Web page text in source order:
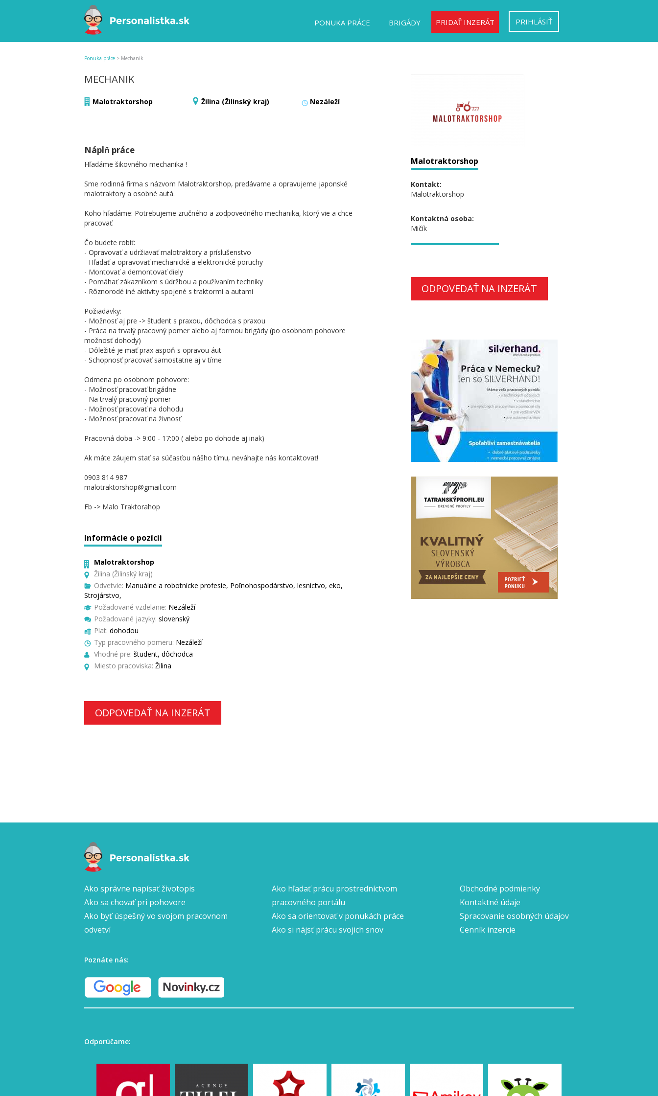
PONUKA PRÁCE BRIGÁDY PRIDAŤ INZERÁT PRIHLÁSIŤ
Ponuka práce > Mechanik
MECHANIK
Malotraktorshop Žilina (Žilinský kraj) Nezáleží
Náplň práce
Hľadáme šikovného mechanika !
Sme rodinná firma s názvom Malotraktorshop, predávame a opravujeme japonské
malotraktory a osobné autá.
Koho hľadáme: Potrebujeme zručného a zodpovedného mechanika, ktorý vie a chce
pracovať.
Čo budete robiť:
- Opravovať a udržiavať malotraktory a príslušenstvo
- Hľadať a opravovať mechanické a elektronické poruchy
- Montovať a demontovať diely
- Pomáhať zákazníkom s údržbou a používaním techniky
- Rôznorodé iné aktivity spojené s traktormi a autami
Požiadavky:
- Možnosť aj pre -> študent s praxou, dôchodca s praxou
- Práca na trvalý pracovný pomer alebo aj formou brigády (po osobnom pohovore
možnosť dohody)
- Dôležité je mať prax aspoň s opravou áut
- Schopnosť pracovať samostatne aj v tíme
Odmena po osobnom pohovore:
- Možnosť pracovať brigádne
- Na trvalý pracovný pomer
- Možnosť pracovať na dohodu
- Možnosť pracovať na živnosť
Pracovná doba -> 9:00 - 17:00 ( alebo po dohode aj inak)
Ak máte záujem stať sa súčasťou nášho tímu, neváhajte nás kontaktovať!
0903 814 987
malotraktorshop@gmail.com
Fb -> Malo Traktorahop
Informácie o pozícii
Malotraktorshop
Žilina (Žilinský kraj)
Odvetvie: Manuálne a robotnícke profesie, Poľnohospodárstvo, lesníctvo, eko,
Strojárstvo,
Požadované vzdelanie: Nezáleží
Požadované jazyky: slovenský
Plat: dohodou
Typ pracovného pomeru: Nezáleží
Vhodné pre: študent, dôchodca
Miesto pracoviska: Žilina
ODPOVEDAŤ NA INZERÁT
Malotraktorshop
Kontakt:
Malotraktorshop
Kontaktná osoba:
Mičík
ODPOVEDAŤ NA INZERÁT
Ako správne napísať životopis
Ako sa chovať pri pohovore
Ako byť úspešný vo svojom pracovnom
odvetví
Ako hľadať prácu prostredníctvom
pracovného portálu
Ako sa orientovať v ponukách práce
Ako si nájsť prácu svojich snov
Obchodné podmienky
Kontaktné údaje
Spracovanie osobných údajov
Cenník inzercie
Poznáte nás:
Odporúčame: